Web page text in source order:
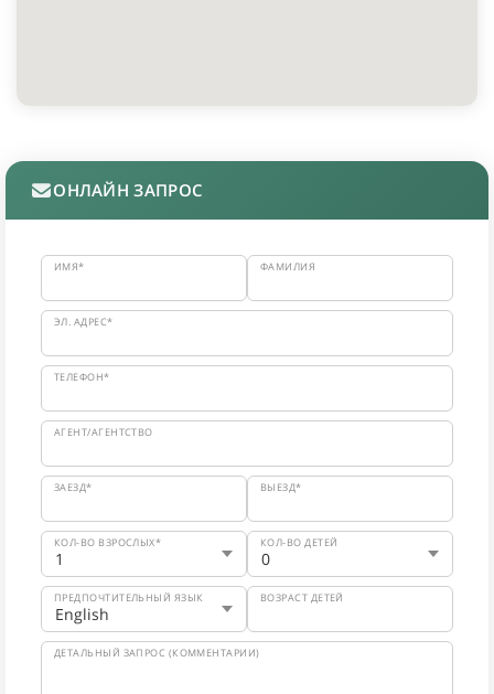
ОНЛАЙН ЗАПРОС
ИМЯ* ФАМИЛИЯ
ЭЛ. АДРЕС*
ТЕЛЕФОН*
АГЕНТ/АГЕНТСТВО
ЗАЕЗД* ВЫЕЗД*
КОЛ-ВО ВЗРОСЛЫХ* КОЛ-ВО ДЕТЕЙ
ПРЕДПОЧТИТЕЛЬНЫЙ ЯЗЫК ВОЗРАСТ ДЕТЕЙ
ДЕТАЛЬНЫЙ ЗАПРОС (КОММЕНТАРИИ)